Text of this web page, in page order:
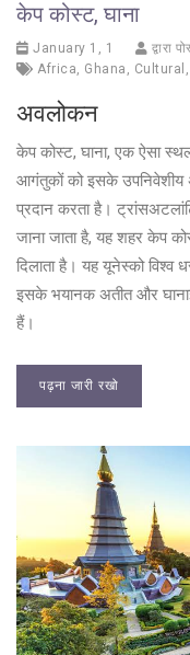
केप कोस्ट, घाना
January 1, 1
द्वारा
Africa, Ghana , Cultural ,
अवलोकन
केप कोस्ट, घाना, एक ऐसा
आगंतुकों को इसके
प्रदान करता है।
जाना जाता है, यह शहर केप
दिलाता है। यह यूनेस्को
इसके भयानक अतीत और
हैं।
पढ़ना जारी रखो